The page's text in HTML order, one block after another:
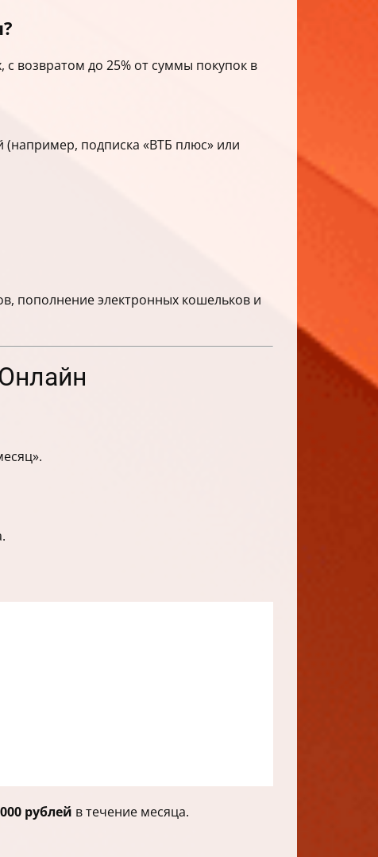
возвратом до 25% от суммы покупок в
(например, подписка «ВТБ плюс» или
пополнение электронных кошельков и
рублей в течение месяца.